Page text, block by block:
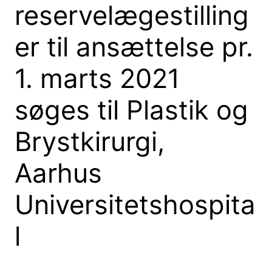
reservelægestilling
er til ansættelse pr.
1. marts 2021
søges til Plastik og
Brystkirurgi,
Aarhus
Universitetshospita
l